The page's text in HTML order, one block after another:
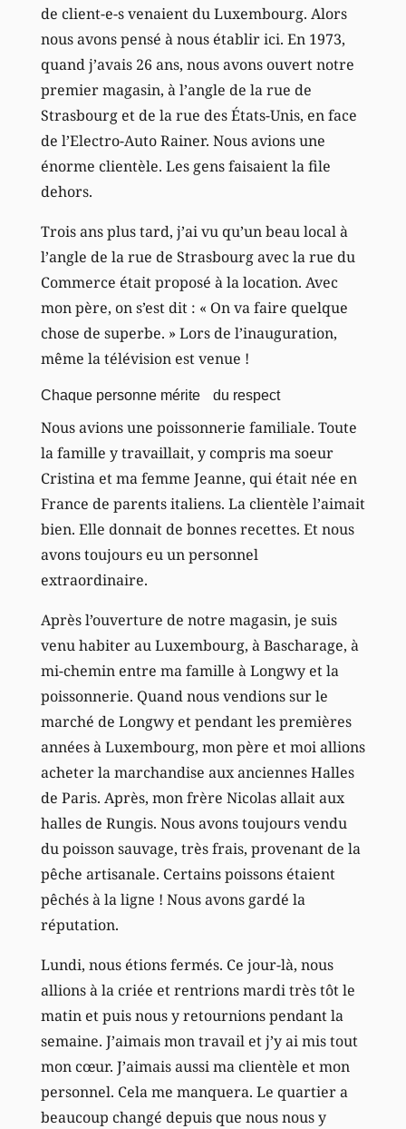
de client-e-s venaient du Luxembourg. Alors
nous avons pensé à nous établir ici. En 1973,
quand j’avais 26 ans, nous avons ouvert notre
premier magasin, à l’angle de la rue de
Strasbourg et de la rue des États-Unis, en face
de l’Electro-Auto Rainer. Nous avions une
énorme clientèle. Les gens faisaient la file
dehors.
Trois ans plus tard, j’ai vu qu’un beau local à
l’angle de la rue de Strasbourg avec la rue du
Commerce était proposé à la location. Avec
mon père, on s’est dit : « On va faire quelque
chose de superbe. » Lors de l’inauguration,
même la télévision est venue !
Chaque personne mérite du respect
Nous avions une poissonnerie familiale. Toute
la famille y travaillait, y compris ma soeur
Cristina et ma femme Jeanne, qui était née en
France de parents italiens. La clientèle l’aimait
bien. Elle donnait de bonnes recettes. Et nous
avons toujours eu un personnel
extraordinaire.
Après l’ouverture de notre magasin, je suis
venu habiter au Luxembourg, à Bascharage, à
mi-chemin entre ma famille à Longwy et la
poissonnerie. Quand nous vendions sur le
marché de Longwy et pendant les premières
années à Luxembourg, mon père et moi allions
acheter la marchandise aux anciennes Halles
de Paris. Après, mon frère Nicolas allait aux
halles de Rungis. Nous avons toujours vendu
du poisson sauvage, très frais, provenant de la
pêche artisanale. Certains poissons étaient
pêchés à la ligne ! Nous avons gardé la
réputation.
Lundi, nous étions fermés. Ce jour-là, nous
allions à la criée et rentrions mardi très tôt le
matin et puis nous y retournions pendant la
semaine. J’aimais mon travail et j’y ai mis tout
mon cœur. J’aimais aussi ma clientèle et mon
personnel. Cela me manquera. Le quartier a
beaucoup changé depuis que nous nous y